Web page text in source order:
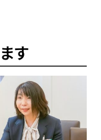
す